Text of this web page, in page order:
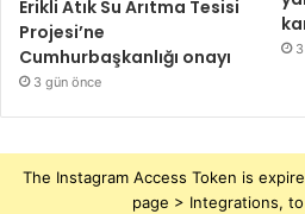
Erikli Atık Su Arıtma Tesisi
Projesi’ne
Cumhurbaşkanlığı onayı
3 gün önce
The Instagram Access Token is
page > Integrations,